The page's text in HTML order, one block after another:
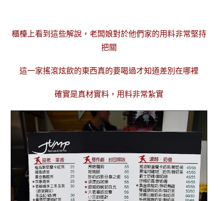
櫃檯上看到這些解說，老闆娘對於他們家的用料非常堅持
把關
這一家搖滾炫飲的東西真的要喝過才知道差別在哪裡
確實是真材實料，用料非常紮實